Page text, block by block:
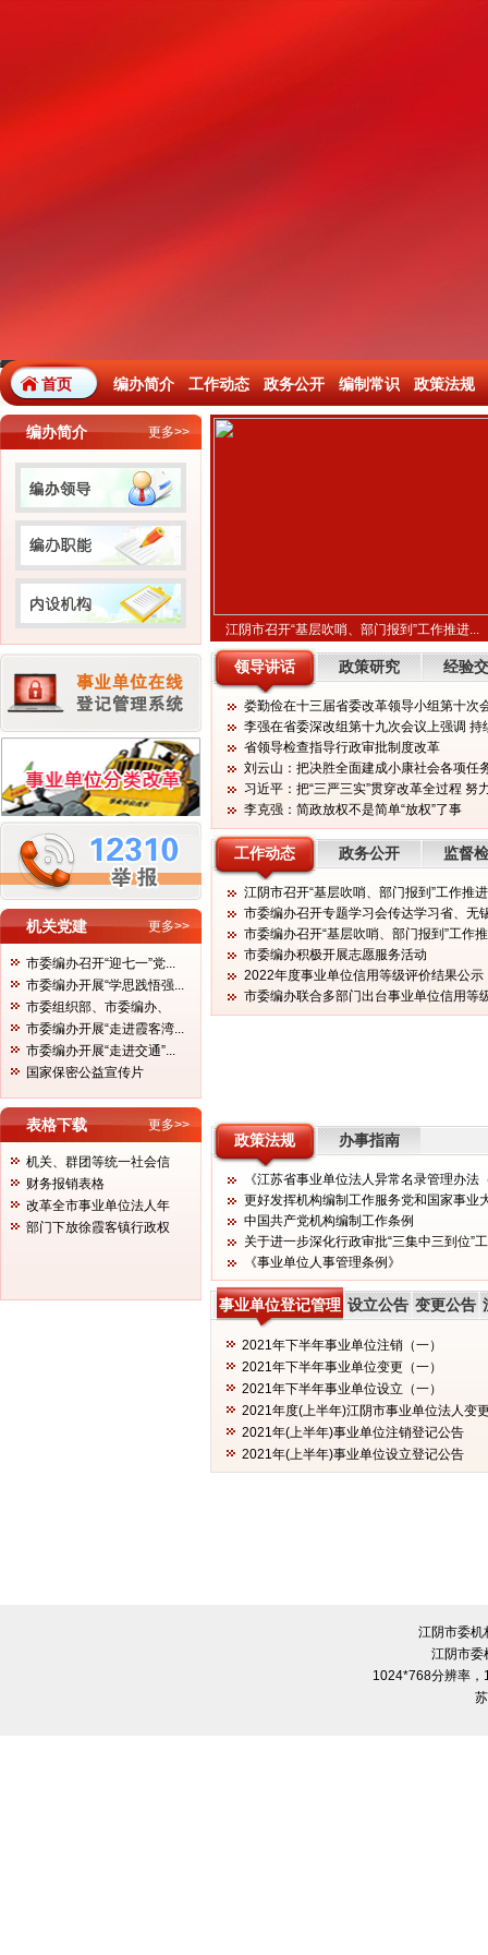
首页 编办简介 工作动态 政务公开 编制常识 政策法规
编办简介 更多>>
机关党建 更多>>
市委编办召开“迎七一”党...
市委编办开展“学思践悟强...
市委组织部、市委编办、
市...
市委编办开展“走进霞客湾...
市委编办开展“走进交通”...
国家保密公益宣传片
表格下载 更多>>
机关、群团等统一社会信
用...
财务报销表格
改革全市事业单位法人年
检...
部门下放徐霞客镇行政权
江阴市召开“基层吹哨、部门报到”工作推进...
广东省委编办来澄调研
市委第四巡察组向市委编办反馈巡察情况
领导讲话 政策研究 经验
娄勤俭在十三届省委改革领导小组第十次
李强在省委深改组第十九次会议上强调 持
省领导检查指导行政审批制度改革
刘云山：把决胜全面建成小康社会各项任
习近平：把“三严三实”贯穿改革全过程 努
李克强：简政放权不是简单“放权”了事
工作动态 政务公开 监督
江阴市召开“基层吹哨、部门报到”工作推
市委编办召开专题学习会传达学习省、无
市委编办召开“基层吹哨、部门报到”工作
市委编办积极开展志愿服务活动
2022年度事业单位信用等级评价结果公示
市委编办联合多部门出台事业单位信用等
政策法规 办事指南
《江苏省事业单位法人异常名录管理办法
更好发挥机构编制工作服务党和国家事业
中国共产党机构编制工作条例
关于进一步深化行政审批“三集中三到位”
《事业单位人事管理条例》
事业单位登记管理 设立公告 变更公告
2021年下半年事业单位注销（一）
2021年下半年事业单位变更（一）
2021年下半年事业单位设立（一）
2021年度(上半年)江阴市事业单位法人变
2021年(上半年)事业单位注销登记公告
2021年(上半年)事业单位设立登记公告
江阴市委机
江阴市委
1024*768分辨率，